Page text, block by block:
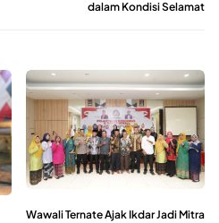
dalam Kondisi Selamat
Wawali Ternate Ajak Ikdar Jadi Mitra